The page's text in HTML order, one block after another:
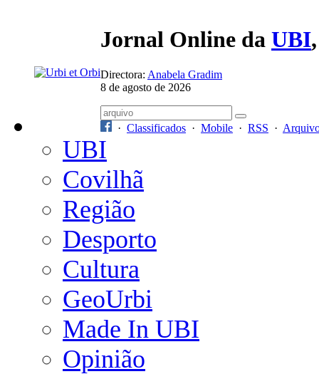
Jornal Online da UBI
Directora: Anabela Gradim
8 de agosto de 2026
· Classificados · Mobile · RSS ·
UBI
Covilhã
Região
Desporto
Cultura
GeoUrbi
Made In UBI
Opinião